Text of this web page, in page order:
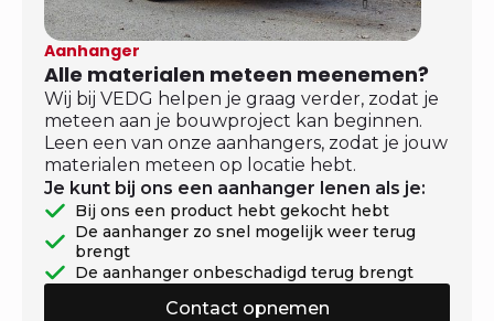
Aanhanger
Alle materialen meteen meenemen?
Wij bij VEDG helpen je graag verder, zodat je
meteen aan je bouwproject kan beginnen.
Leen een van onze aanhangers, zodat je jouw
materialen meteen op locatie hebt.
Je kunt bij ons een aanhanger lenen als je:
Bij ons een product hebt gekocht hebt
De aanhanger zo snel mogelijk weer terug
brengt
De aanhanger onbeschadigd terug brengt
Contact opnemen